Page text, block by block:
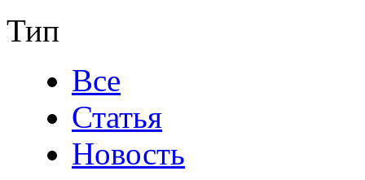
Тип
Все
Статья
Новость